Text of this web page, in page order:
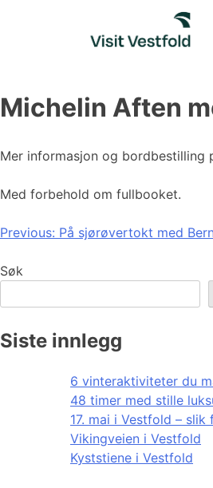
Michelin Aften
Mer informasjon og bordbestilling
Med forbehold om fullbooket.
Innleggsnavigasjon
Previous: På sjørøvertokt med
Søk
Siste innlegg
6 vinteraktiviteter du
48 timer med stille
17. mai i Vestfold – slik
Vikingveien i Vestfold
Kyststiene i Vestfold